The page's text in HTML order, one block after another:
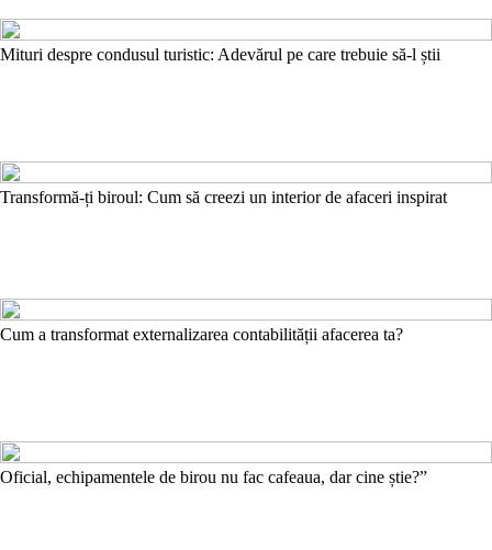
Mituri despre condusul turistic: Adevărul pe care trebuie să-l știi
Transformă-ți biroul: Cum să creezi un interior de afaceri inspirat
Cum a transformat externalizarea contabilității afacerea ta?
Oficial, echipamentele de birou nu fac cafeaua, dar cine știe?”